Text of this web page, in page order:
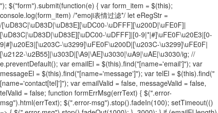
"); $("form").submit(function(e) { var form_item = $(this);
console.log(form_item) /*emoji表情过滤*/ let eRegStr =
/[\uD83C|\uD83D|\uD83E][\uDC00-\uDFFF][\u200D|\uFE0F]|
[\uD83C|\uD83D|\uD83E][\uDC00-\uDFFF]|[0-9|*|#]\uFE0F\u20E3|[0-
9|#]\u20E3|[\u203C-\u3299]\uFE0F\u200D|[\u203C-\u3299]\uFE0F|
[\u2122-\u2B55]|\u303D|[\A9|\AE]\u3030|\uA9|\uAE|\u3030/ig; //
e.preventDefault(); var emailEl = $(this).find("[name='email']"); var
messageEl = $(this).find("[name='message']"); var telEl = $(this).find("
[name='contact[tel]']"); var emailValid = false, messageValid = false,
telValid = false; function formErrMsg(errText) { $(".error-
msg").html(errText); $(".error-msg").stop().fadeIn(100); setTimeout(()